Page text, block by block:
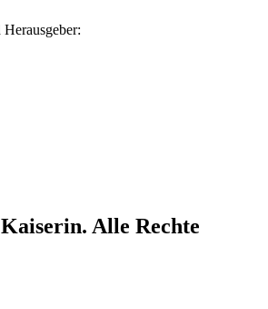
Alle Rechte